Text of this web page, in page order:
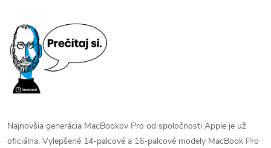
Najnovšia generácia MacBookov Pro od spoločnosti Apple je už
oficiálna. Vylepšené 14-palcové a 16-palcové modely MacBook Pro